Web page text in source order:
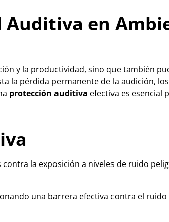
Auditiva en
y la productividad, sino que también
la pérdida permanente de la audición,
protección auditiva efectiva es esencial
la exposición a niveles de ruido
una barrera efectiva contra el